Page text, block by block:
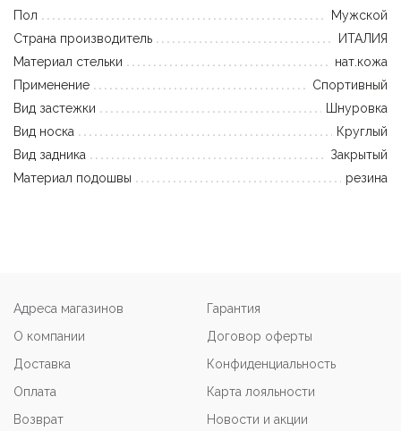
Пол
Мужской
Страна производитель
ИТАЛИЯ
Материал стельки
нат.кожа
Применение
Спортивный
Вид застежки
Шнуровка
Вид носка
Круглый
Вид задника
Закрытый
Материал подошвы
резина
Адреса магазинов
О компании
Доставка
Оплата
Возврат
Гарантия
Договор оферты
Конфиденциальность
Карта лояльности
Новости и акции